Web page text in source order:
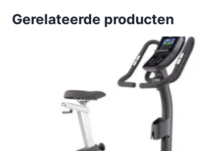
Gerelateerde producten